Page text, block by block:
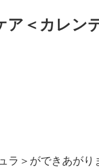
＜カレン
＞ができあがり